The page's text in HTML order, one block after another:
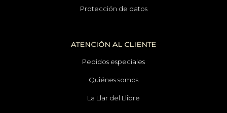
Protección de datos
ATENCIÓN AL CLIENTE
Pedidos especiales
Quiénes somos
La Llar del Llibre